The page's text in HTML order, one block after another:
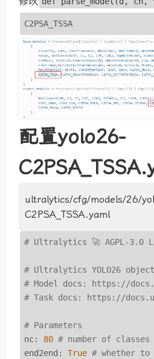
C2PSA_TSSA
配置yolo26-
ultralytics/cfg/models/26/
C2PSA_TSSA.yaml
# Ultralytics 🚀 AGPL-
# Ultralytics YOLO26
# Model docs: https://
# Task docs: https://
# Parameters
nc:
80 # number of classes
end2end:
True # whether to